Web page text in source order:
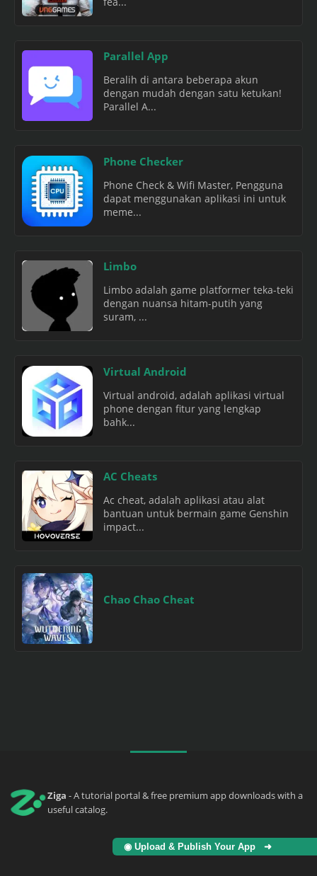
Parallel App
Beralih di antara beberapa akun
dengan mudah dengan satu ketukan!
Parallel A...
Phone Checker
Phone Check & Wifi Master, Pengguna
dapat menggunakan aplikasi ini untuk
meme...
Limbo
Limbo adalah game platformer teka-teki
dengan nuansa hitam-putih yang
suram, ...
Virtual Android
Virtual android, adalah aplikasi virtual
phone dengan fitur yang lengkap
bahk...
AC Cheats
Ac cheat, adalah aplikasi atau alat
bantuan untuk bermain game Genshin
impact...
Chao Chao Cheat
Ziga - A tutorial portal & free premium app downloads with a
useful catalog.
◉ Upload & Publish Your App ➜